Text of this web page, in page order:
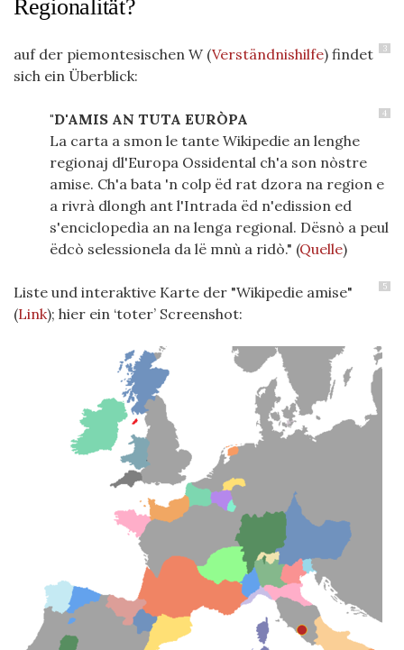
Regionalität?
3
auf der piemontesischen W (Verständnishilfe) findet
sich ein Überblick:
4
"D'AMIS AN TUTA EURÒPA
La carta a smon le tante Wikipedie an lenghe
regionaj dl'Europa Ossidental ch'a son nòstre
amise. Ch'a bata 'n colp ëd rat dzora na region e
a rivrà dlongh ant l'Intrada ëd n'edission ed
s'enciclopedìa an na lenga regional. Dësnò a peul
ëdcò selessionela da lë mnù a ridò." (Quelle)
5
Liste und interaktive Karte der "Wikipedie amise"
(Link); hier ein ‘toter’ Screenshot: